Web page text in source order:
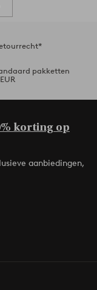
pakketten
korting op
aanbiedingen,